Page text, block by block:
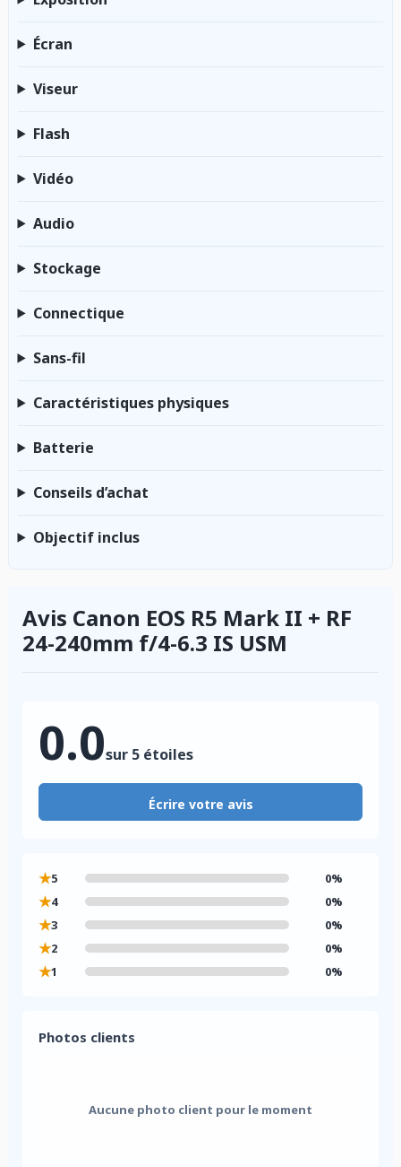
Écran
Viseur
Flash
Vidéo
Audio
Stockage
Connectique
Sans-fil
Caractéristiques physiques
Batterie
Conseils d’achat
Objectif inclus
Avis Canon EOS R5 Mark II + RF
24-240mm f/4-6.3 IS USM
0.0sur 5 étoiles
Écrire votre avis
★5 0%
★4 0%
★3 0%
★2 0%
★1 0%
Photos clients
Aucune photo client pour le moment